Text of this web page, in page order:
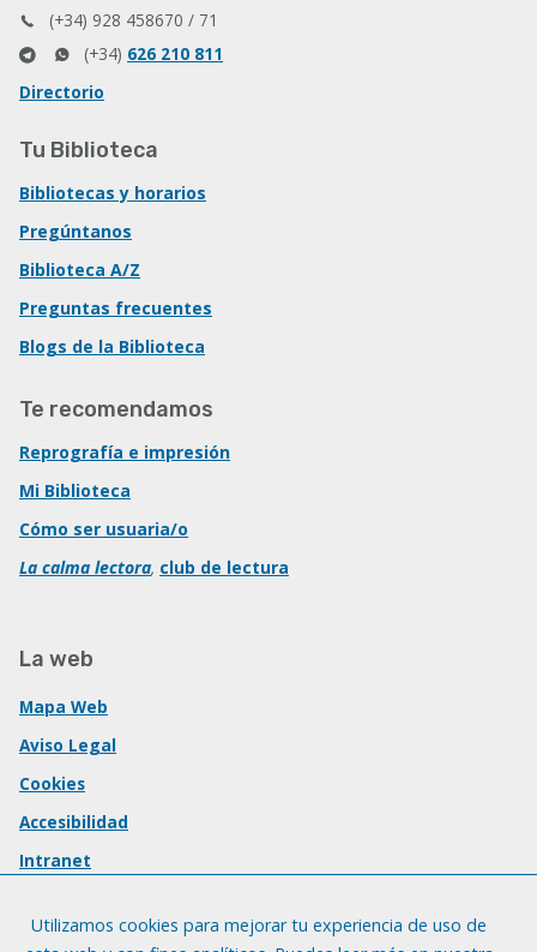
(+34) 928 458670 / 71
(+34) 626 210 811
Directorio
Tu Biblioteca
Bibliotecas y horarios
Pregúntanos
Biblioteca A/Z
Preguntas frecuentes
Blogs de la Biblioteca
Te recomendamos
Reprografía e impresión
Mi Biblioteca
Cómo ser usuaria/o
La calma lectora, club de lectura
La web
Mapa Web
Aviso Legal
Cookies
Accesibilidad
Intranet
Utilizamos cookies para mejorar tu experiencia de uso de